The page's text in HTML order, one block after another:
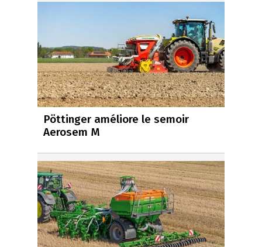
Pöttinger améliore le semoir
Aerosem M